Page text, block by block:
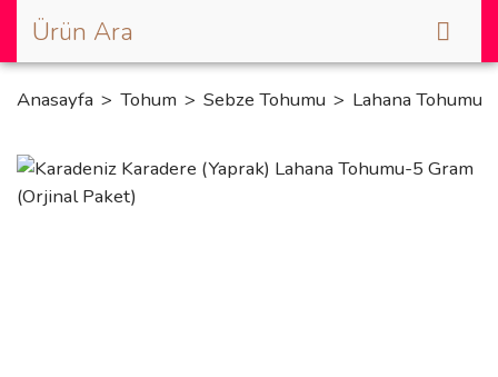
Anasayfa Tohum Sebze Tohumu Lahana Tohumu